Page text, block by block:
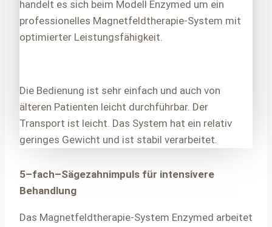
handelt es sich beim Modell Enzymed um ein
professionelles Magnetfeldtherapie-System mit
optimierter Leistungsfähigkeit.
Die Bedienung ist sehr einfach und auch von
älteren Patienten leicht durchführbar. Der
Transport ist leicht. Das System hat ein relativ
geringes Gewicht und ist stabil verarbeitet.
5–fach–Sägezahnimpuls für intensivere
Behandlung
Das Magnetfeldtherapie-System Enzymed arbeitet